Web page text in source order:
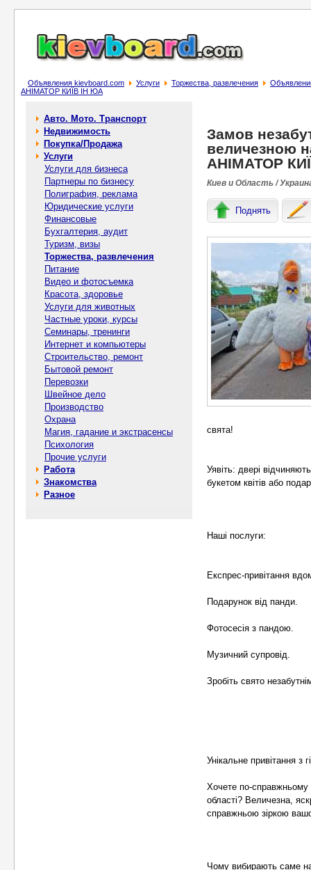
Объявления kievboard.com Услуги Торжества, развлечения
АНІМАТОР КИЇВ ІН ЮА
Авто. Мото. Транспорт
Недвижимость
Покупка/Продажа
Услуги
Услуги для бизнеса
Партнеры по бизнесу
Полиграфия, реклама
Юридические услуги
Финансовые
Бухгалтерия, аудит
Туризм, визы
Торжества, развлечения
Питание
Видео и фотосъемка
Красота, здоровье
Услуги для животных
Частные уроки, курсы
Семинары, тренинги
Интернет и компьютеры
Строительство, ремонт
Бытовой ремонт
Перевозки
Швейное дело
Производство
Охрана
Магия, гадание и экстрасенсы
Психология
Прочие услуги
Работа
Знакомства
Разное
Замов
величезною
АНІМАТОР
Киев и Область /
Поднять
свята!
Уявіть: двері
букетом квітів або
Наші послуги:
Експрес-привітання
Подарунок від панди.
Фотосесія з пандою.
Музичний супровід.
Зробіть свято
Унікальне привітання з
Хочете по-справжньому
області? Величезна,
справжньою зіркою
Чому вибирають саме